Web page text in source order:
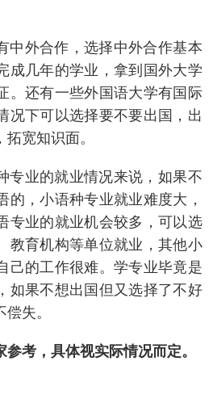
中外合作，选择中外合作基本
成几年的学业，拿到国外大学
。还有一些外国语大学有国际
况下可以选择要不要出国，出
宽知识面。
专业的就业情况来说，如果不
的，小语种专业就业难度大，
专业的就业机会较多，可以选
教育机构等单位就业，其他小
己的工作很难。学专业毕竟是
如果不想出国但又选择了不好
失。
考，具体视实际情况而定。